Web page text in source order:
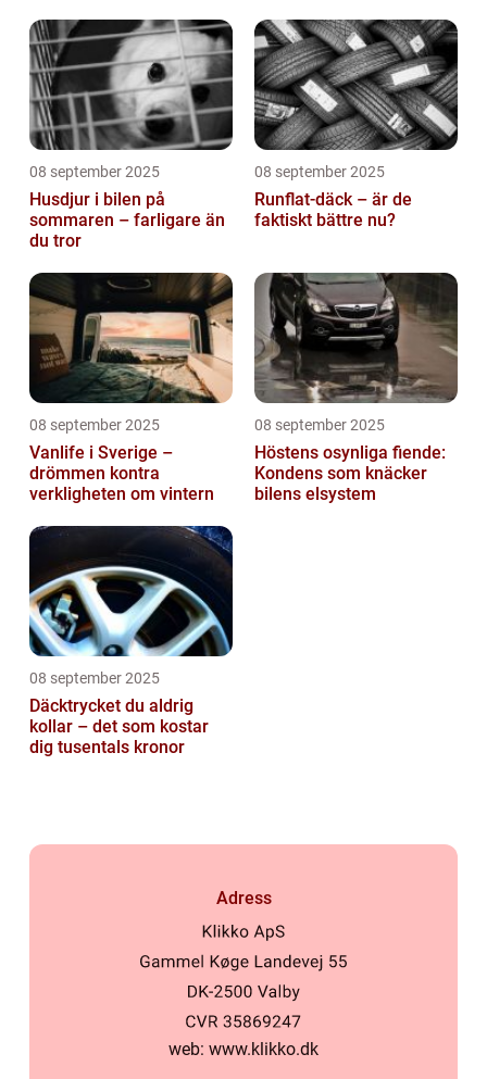
08 september 2025
Husdjur i bilen på
sommaren – farligare än
du tror
08 september 2025
Runflat-däck – är de
faktiskt bättre nu?
08 september 2025
Vanlife i Sverige –
drömmen kontra
verkligheten om vintern
08 september 2025
Höstens osynliga fiende:
Kondens som knäcker
bilens elsystem
08 september 2025
Däcktrycket du aldrig
kollar – det som kostar
dig tusentals kronor
Adress
web: www.klikko.dk